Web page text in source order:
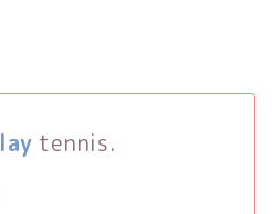
tennis.